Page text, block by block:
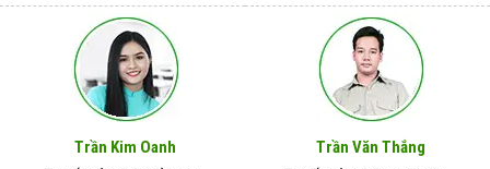
Trần Kim Oanh
Trần Văn Thắng